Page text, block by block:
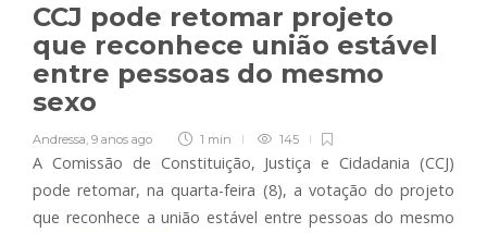
CCJ pode retomar projeto
que reconhece união estável
entre pessoas do mesmo
sexo
Andressa, 9 anos ago 1 min 145
A Comissão de Constituição, Justiça e Cidadania (CCJ)
pode retomar, na quarta-feira (8), a votação do projeto
que reconhece a união estável entre pessoas do mesmo